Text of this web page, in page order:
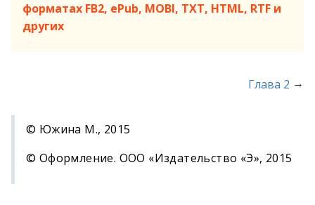
форматах FB2, ePub, MOBI, TXT, HTML, RTF и
других
Глава 2 →
© Южина М., 2015
© Оформление. ООО «Издательство «Э», 2015